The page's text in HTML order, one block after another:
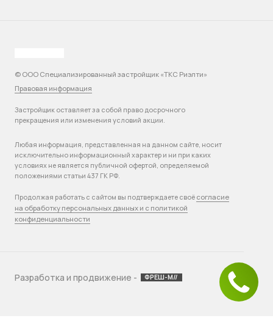
© ООО Специализированный застройщик «ТКС Риэлти»
Правовая информация
Застройщик оставляет за собой право досрочного
прекращения или изменения условий акции.
Любая информация, представленная на данном сайте, носит
исключительно информационный характер и ни при каких
условиях не является публичной офертой, определяемой
положениями статьи 437 ГК РФ.
Продолжая работать с сайтом вы подтверждаете своё согласие
на обработку персональных данных и с политикой
конфиденциальности
Разработка и продвижение - ФРЕШ-М//